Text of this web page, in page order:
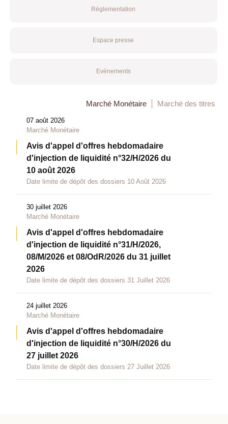
Réglementation
Espace presse
Evénements
Marché Monétaire Marché des titres
07 août 2026
Marché Monétaire
Avis d'appel d'offres hebdomadaire
d'injection de liquidité n°32/H/2026 du
10 août 2026
Date limite de dépôt des dossiers 10 Août 2026
30 juillet 2026
Marché Monétaire
Avis d'appel d'offres hebdomadaire
d'injection de liquidité n°31/H/2026,
08/M/2026 et 08/OdR/2026 du 31 juillet
2026
Date limite de dépôt des dossiers 31 Juillet 2026
24 juillet 2026
Marché Monétaire
Avis d'appel d'offres hebdomadaire
d'injection de liquidité n°30/H/2026 du
27 juillet 2026
Date limite de dépôt des dossiers 27 Juillet 2026